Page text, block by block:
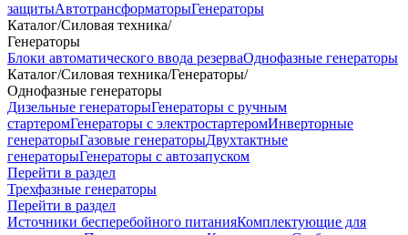
защитыАвтотрансформаторыГенераторы
Каталог/Силовая техника/
Генераторы
Блоки автоматического ввода резерваОднофазные генераторы
Каталог/Силовая техника/Генераторы/
Однофазные генераторы
Дизельные генераторыГенераторы с ручным
стартеромГенераторы с электростартеромИнверторные
генераторыГазовые генераторыДвухтактные
генераторыГенераторы с автозапуском
Перейти в раздел
Трехфазные генераторы
Перейти в раздел
Источники бесперебойного питанияКомплектующие для